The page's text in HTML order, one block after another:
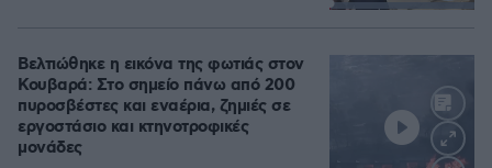
Loaded
Βελτιώθηκε η εικόνα της φωτιάς στον
Κουβαρά: Στο σημείο πάνω από 200
πυροσβέστες και εναέρια, ζημιές σε
εργοστάσιο και κτηνοτροφικές
μονάδες